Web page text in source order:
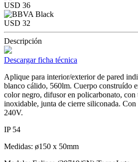
USD 36
USD 32
Descripción
Descargar ficha técnica
Aplique para interior/exterior de pared
blanco cálido, 560lm. Cuerpo construído
color negro, difusor en policarbonato, con
inoxidable, junta de cierre siliconada.
240V.
IP 54
Medidas: ø150 x 50mm